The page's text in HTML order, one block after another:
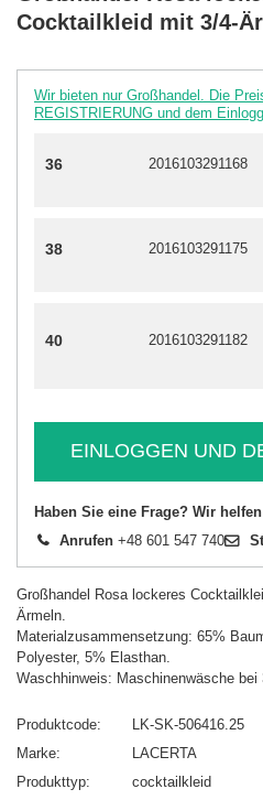
Cocktailkleid mit 3/4-
Wir bieten nur Großhandel. Die
REGISTRIERUNG und dem
36 2016103291168
38 2016103291175
40 2016103291182
EINLOGGEN UND
Haben Sie eine Frage? Wir
Anrufen +48 601 547 740
Großhandel Rosa lockeres
Ärmeln.
Materialzusammensetzung: 65%
Polyester, 5% Elasthan.
Waschhinweis: Maschinenwäsche bei
Produktcode
LK-SK-506416.25
Marke
LACERTA
Produkttyp
cocktailkleid